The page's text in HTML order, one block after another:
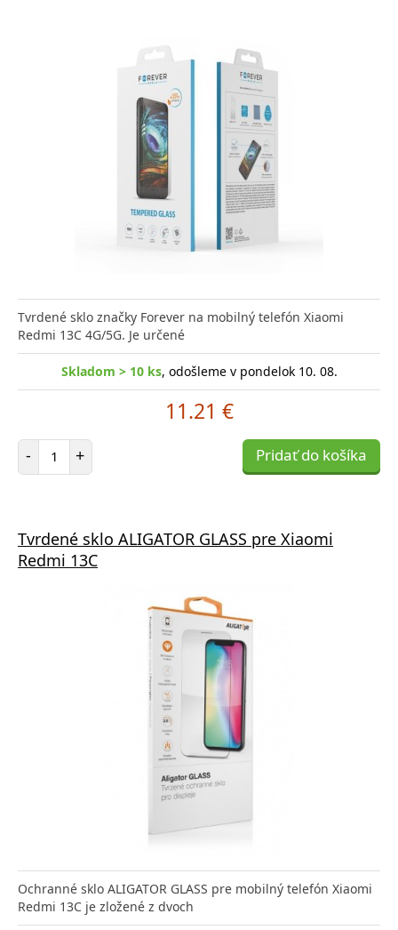
Tvrdené sklo značky Forever na mobilný telefón Xiaomi
Redmi 13C 4G/5G. Je určené
Skladom > 10 ks, odošleme v pondelok 10. 08.
11.21 €
- Počet položiek
+ Pridať do košíka
Tvrdené sklo ALIGATOR GLASS pre Xiaomi
Redmi 13C
Ochranné sklo ALIGATOR GLASS pre mobilný telefón Xiaomi
Redmi 13C je zložené z dvoch